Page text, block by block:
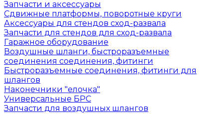
Запчасти и аксессуары
Сдвижные платформы, поворотные круги
Аксессуары для стендов сход-развала
Запчасти для стендов для сход-развала
Гаражное оборудование
Воздушные шланги, быстроразъемные
соединения соединения, фитинги
Быстроразъемные соединения, фитинги для
шлангов
Наконечники "елочка"
Универсальные БРС
Запчасти для воздушных шлангов